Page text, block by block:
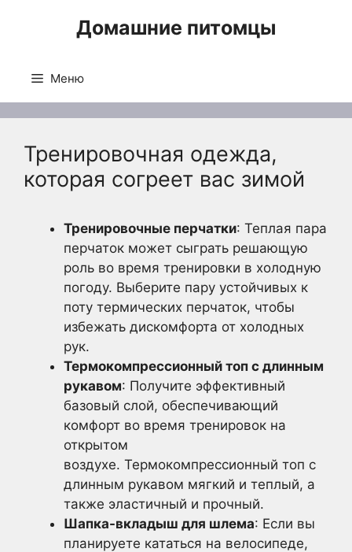
Домашние питомцы
Меню
Тренировочная одежда,
которая согреет вас зимой
Тренировочные перчатки: Теплая пара
перчаток может сыграть решающую
роль во время тренировки в холодную
погоду. Выберите пару устойчивых к
поту термических перчаток, чтобы
избежать дискомфорта от холодных
рук.
Термокомпрессионный топ с длинным
рукавом: Получите эффективный
базовый слой, обеспечивающий
комфорт во время тренировок на
открытом
воздухе. Термокомпрессионный топ с
длинным рукавом мягкий и теплый, а
также эластичный и прочный.
Шапка-вкладыш для шлема: Если вы
планируете кататься на велосипеде,